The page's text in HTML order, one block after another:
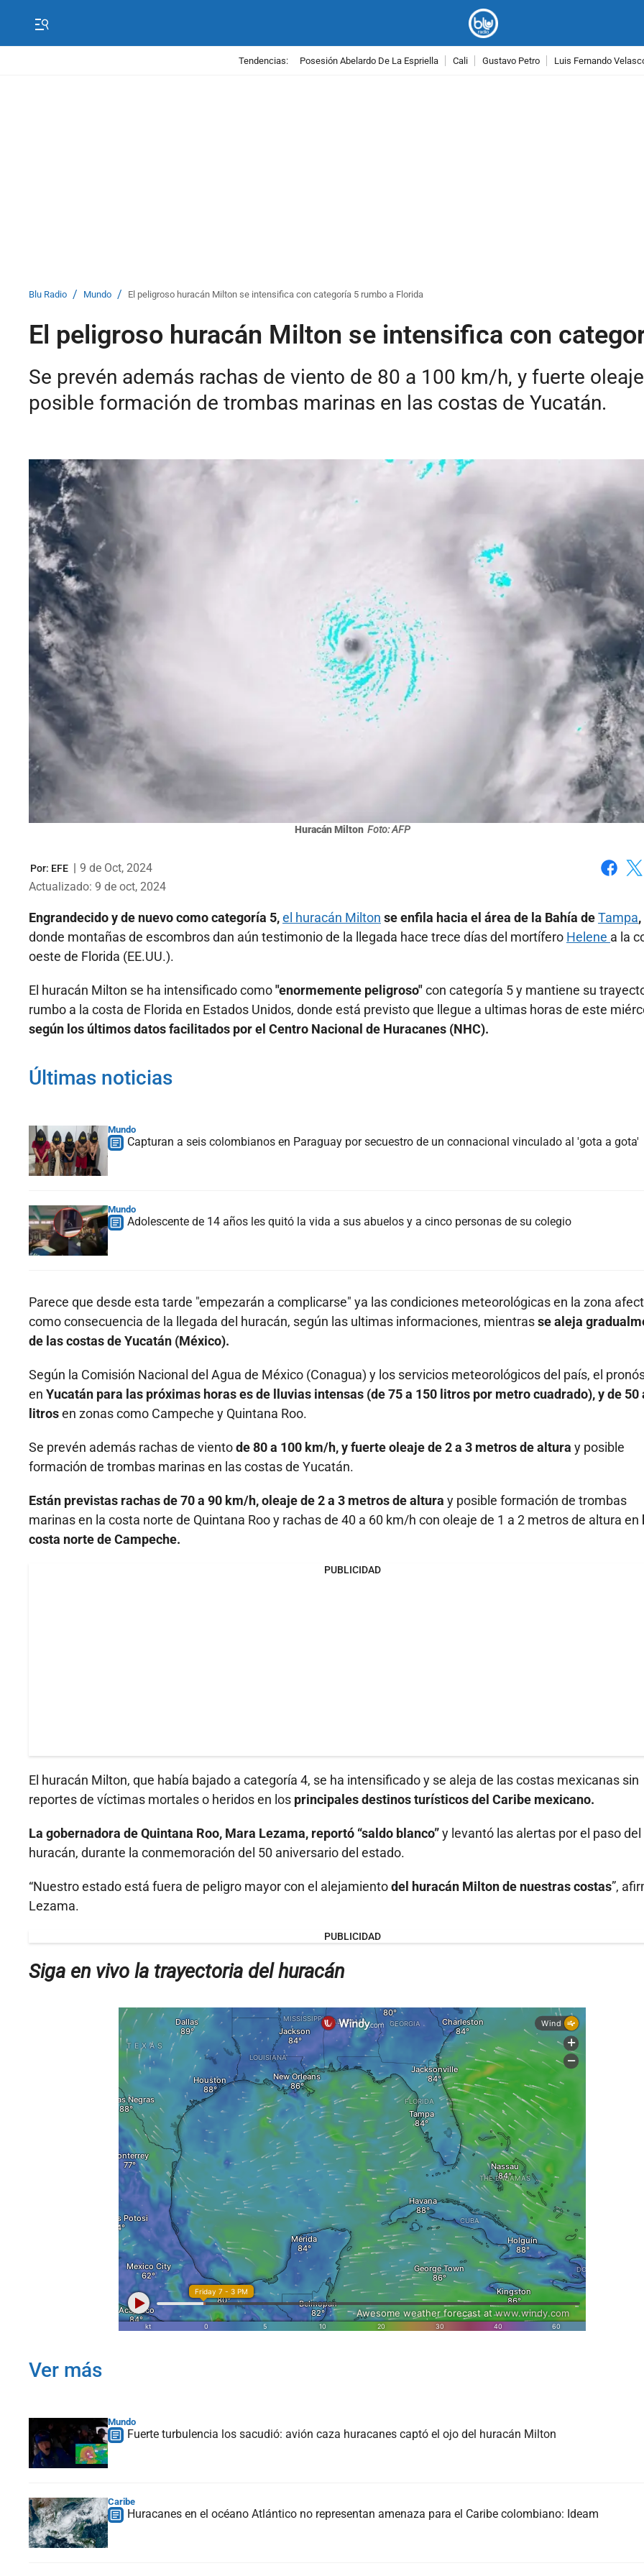
Tendencias: Posesión Abelardo De La Espriella Cali Gustavo Petro Luis Fernando
Blu Radio / Mundo / El peligroso huracán Milton se intensifica con categoría 5 rumbo a Florida
El peligroso huracán Milton se intensifica con
Se prevén además rachas de viento de 80 a 100 km/h, y fuerte
posible formación de trombas marinas en las costas de Yucatán.
Huracán Milton Foto: AFP
Por: EFE | 9 de Oct, 2024
Actualizado: 9 de oct, 2024
Engrandecido y de nuevo como categoría 5,el huracán Milton se enfila hacia el área de la Bahía deTampa,
donde montañas de escombros dan aún testimonio de la llegada hace trece días del mortífero Helene a la
oeste de Florida (EE.UU.).
El huracán Milton se ha intensificado como"enormemente peligroso"con categoría 5 y mantiene su
rumbo a la costa de Florida en Estados Unidos, donde está previsto que llegue a ultimas horas de este
según los últimos datos facilitados por el Centro Nacional de Huracanes (NHC).
Últimas noticias
Mundo
Capturan a seis colombianos en Paraguay por secuestro de un connacional vinculado al 'gota a gota'
Mundo
Adolescente de 14 años les quitó la vida a sus abuelos y a cinco personas de su colegio
Parece que desde esta tarde "empezarán a complicarse" ya las condiciones meteorológicas en la zona
como consecuencia de la llegada del huracán, según las ultimas informaciones, mientrasse aleja
de las costas de Yucatán (México).
Según la Comisión Nacional del Agua de México (Conagua) y los servicios meteorológicos del país, el
en Yucatán para las próximas horas es de lluvias intensas (de 75 a 150 litros por metro cuadrado), y de 50
litrosen zonas como Campeche y Quintana Roo.
Se prevén además rachas de vientode 80 a 100 km/h, y fuerte oleaje de 2 a 3 metros de altura y posible
formación de trombas marinas en las costas de Yucatán.
Están previstas rachas de 70 a 90 km/h, oleaje de 2 a 3 metros de altura y posible formación de trombas
marinas en la costa norte de Quintana Roo y rachas de 40 a 60 km/h con oleaje de 1 a 2 metros de altura en
costa norte de Campeche.
PUBLICIDAD
El huracán Milton, que había bajado a categoría 4, se ha intensificado y se aleja de las costas mexicanas sin
reportes de víctimas mortales o heridos en los principales destinos turísticos del Caribe mexicano.
La gobernadora de Quintana Roo, Mara Lezama, reportó “saldo blanco”y levantó las alertas por el paso del
huracán, durante la conmemoración del 50 aniversario del estado.
“Nuestro estado está fuera de peligro mayor con el alejamientodel huracán Milton de nuestras costas”,
Lezama.
PUBLICIDAD
Siga en vivo la trayectoria del huracán
Ver más
Mundo
Fuerte turbulencia los sacudió: avión caza huracanes captó el ojo del huracán Milton
Caribe
Huracanes en el océano Atlántico no representan amenaza para el Caribe colombiano: Ideam